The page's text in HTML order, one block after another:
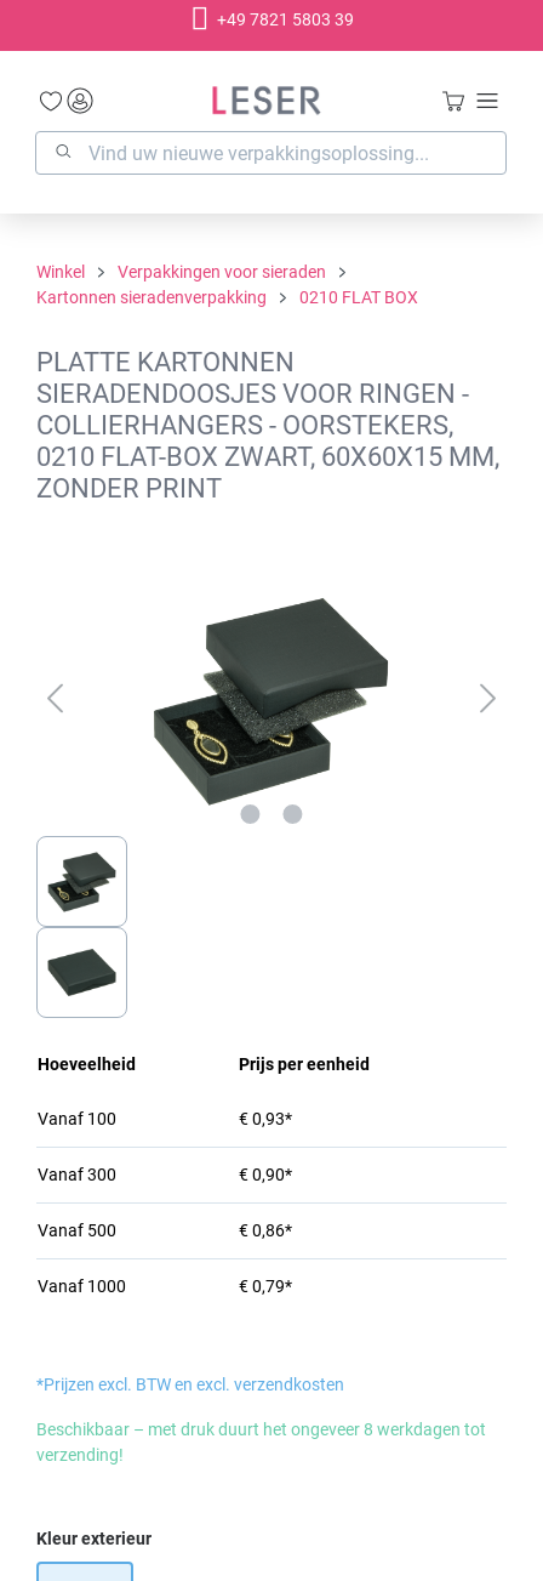
+49 7821 5803 39
Winkel
Verpakkingen voor sieraden
Kartonnen sieradenverpakking
0210 FLAT BOX
PLATTE KARTONNEN
SIERADENDOOSJES VOOR RINGEN -
COLLIERHANGERS - OORSTEKERS,
0210 FLAT-BOX ZWART, 60X60X15 MM,
ZONDER PRINT
Hoeveelheid Prijs per eenheid
Vanaf 100 € 0,93*
Vanaf300 € 0,90*
Vanaf 500 € 0,86*
Vanaf 1000 € 0,79*
*Prijzen excl. BTW en excl. verzendkosten
Beschikbaar – met druk duurt het ongeveer 8 werkdagen tot
verzending!
Selecteer
Kleur exterieur